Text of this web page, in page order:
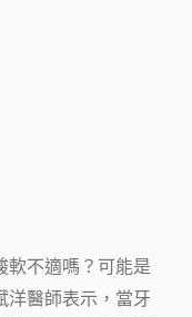
軟不適嗎？可能是
洋醫師表示，當牙